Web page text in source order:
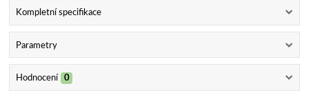
Kompletní specifikace
Parametry
Hodnocení 0